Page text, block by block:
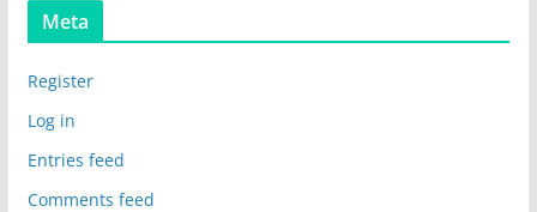
Meta
Register
Log in
Entries feed
Comments feed